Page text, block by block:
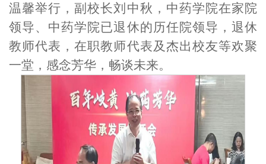
温馨举行，副校长刘中秋 ， 中药学院在家院
领导、 中药学院已退休的历任院领导 ， 退休
教师代表，在职教师代表及 杰出校友等欢聚
一堂 ， 感念芳华，畅谈未来。